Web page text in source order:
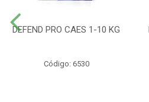
DEFEND PRO CAES 1-10 KG
Código: 6530